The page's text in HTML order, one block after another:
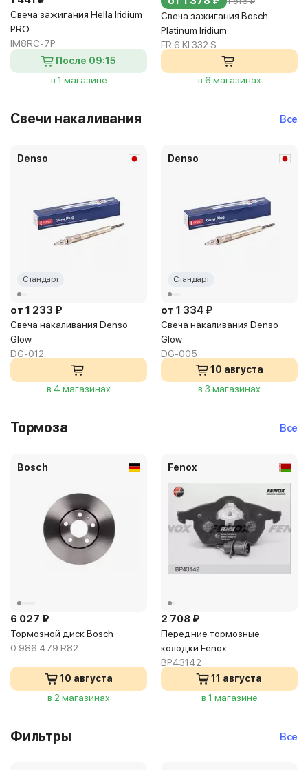
Свеча зажигания Hella Iridium
PRO
IM8RC-7P
После 09:15
в 1 магазине
Свеча зажигания Bosch
Platinum Iridium
FR 6 KI 332 S
в 6 магазинах
Свечи накаливания Все
Denso
Стандарт
от 1 233 ₽
Свеча накаливания Denso
Glow
DG-012
в 4 магазинах
Denso
Стандарт
от 1 334 ₽
Свеча накаливания Denso
Glow
DG-005
10 августа
в 3 магазинах
Тормоза Все
Bosch
6 027 ₽
Тормозной диск Bosch
0 986 479 R82
10 августа
в 2 магазинах
Fenox
2 708 ₽
Передние тормозные
колодки Fenox
BP43142
11 августа
в 1 магазине
Фильтры Все